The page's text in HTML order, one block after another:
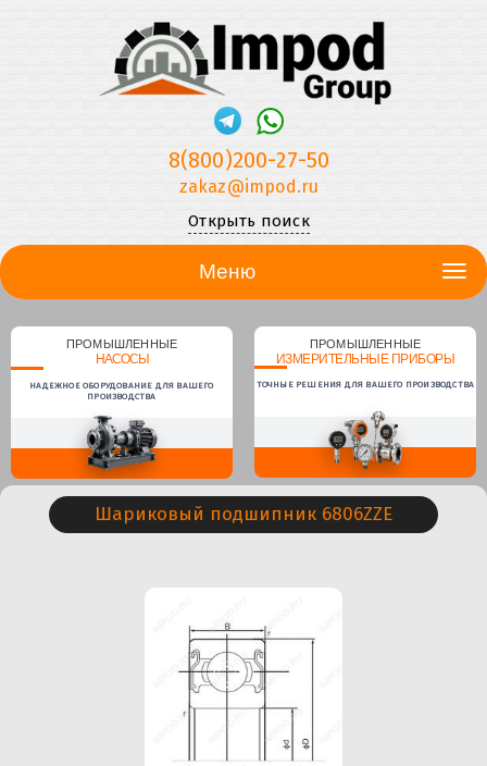
8(800)200-27-50
zakaz@impod.ru
Открыть поиск
Меню
ПРОМЫШЛЕННЫЕ
НАСОСЫ
НАДЕЖНОЕ ОБОРУДОВАНИЕ ДЛЯ ВАШЕГО
ПРОИЗВОДСТВА
ПРОМЫШЛЕННЫЕ
ИЗМЕРИТЕЛЬНЫЕ ПРИБОРЫ
ТОЧНЫЕ РЕШЕНИЯ ДЛЯ ВАШЕГО ПРОИЗВОДСТВА
Шариковый подшипник 6806ZZE